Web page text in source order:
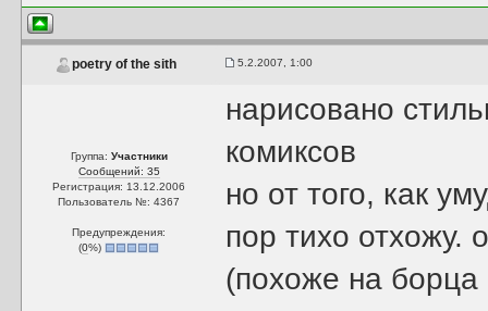
poetry of the sith 5.2.2007, 1:00
Группа: Участники
Сообщений: 35
Регистрация: 13.12.2006
Пользователь №: 4367
Предупреждения:
(0%)
нарисовано
комиксов
но от того, как
пор тихо отхожу.
(похоже на борца